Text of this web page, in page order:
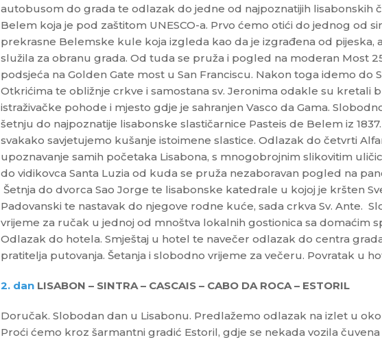
autobusom do grada te odlazak do jedne od najpoznatijih lisabonskih
Belem koja je pod zaštitom UNESCO-a. Prvo ćemo otići do jednog od
prekrasne Belemske kule koja izgleda kao da je izgrađena od pijeska,
služila za obranu grada. Od tuda se pruža i pogled na moderan Most
podsjeća na Golden Gate most u San Franciscu. Nakon toga idemo do
Otkrićima te obližnje crkve i samostana sv. Jeronima odakle su kretali
istraživačke pohode i mjesto gdje je sahranjen Vasco da Gama.
šetnju do najpoznatije lisabonske slastičarnice Pasteis de Belem iz
svakako savjetujemo kušanje istoimene slastice. Odlazak do četvrti
upoznavanje samih početaka Lisabona, s mnogobrojnim slikovitim
do vidikovca Santa Luzia od kuda se pruža nezaboravan pogled na
Šetnja do dvorca Sao Jorge te lisabonske katedrale u kojoj je kršten
Padovanski te nastavak do njegove rodne kuće, sada crkva Sv. Ante.
vrijeme za ručak u jednoj od mnoštva lokalnih gostionica sa domaćim
Odlazak do hotela. Smještaj u hotel te navečer odlazak do centra
pratitelja putovanja. Šetanja i slobodno vrijeme za večeru. Povratak u
2. dan LISABON – SINTRA – CASCAIS – CABO DA ROCA – ESTORIL
Doručak. Slobodan dan u Lisabonu. Predlažemo odlazak na izlet u
Proći ćemo kroz šarmantni gradić Estoril, gdje se nekada vozila